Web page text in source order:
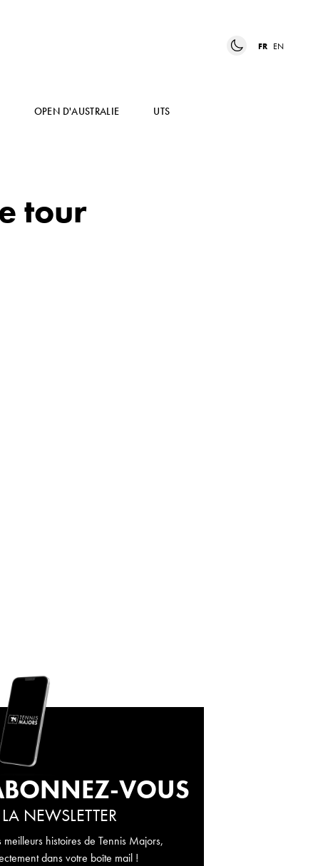
FR EN
OPEN D'AUSTRALIE UTS
tour
VOUS
NEWSLETTER
meilleurs histoires de Tennis Majors,
dans votre boîte mail !